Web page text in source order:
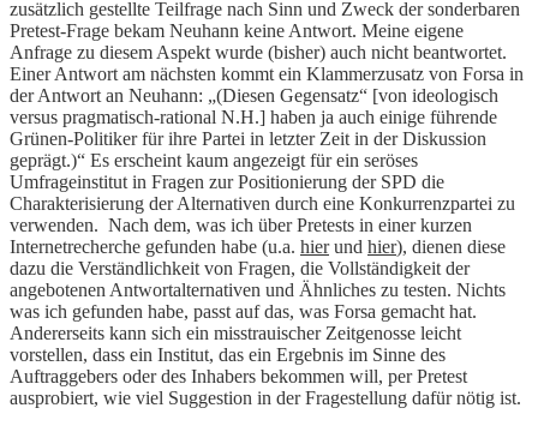
zusätzlich gestellte Teilfrage nach Sinn und Zweck der sonderbaren
Pretest-Frage bekam Neuhann keine Antwort. Meine eigene
Anfrage zu diesem Aspekt wurde (bisher) auch nicht beantwortet.
Einer Antwort am nächsten kommt ein Klammerzusatz von Forsa in
der Antwort an Neuhann: „(Diesen Gegensatz“ [von ideologisch
versus pragmatisch-rational N.H.] haben ja auch einige führende
Grünen-Politiker für ihre Partei in letzter Zeit in der Diskussion
geprägt.)“ Es erscheint kaum angezeigt für ein seröses
Umfrageinstitut in Fragen zur Positionierung der SPD die
Charakterisierung der Alternativen durch eine Konkurrenzpartei zu
verwenden. Nach dem, was ich über Pretests in einer kurzen
Internetrecherche gefunden habe (u.a. hierund hier), dienen diese
dazu die Verständlichkeit von Fragen, die Vollständigkeit der
angebotenen Antwortalternativen und Ähnliches zu testen. Nichts
was ich gefunden habe, passt auf das, was Forsa gemacht hat.
Andererseits kann sich ein misstrauischer Zeitgenosse leicht
vorstellen, dass ein Institut, das ein Ergebnis im Sinne des
Auftraggebers oder des Inhabers bekommen will, per Pretest
ausprobiert, wie viel Suggestion in der Fragestellung dafür nötig ist.